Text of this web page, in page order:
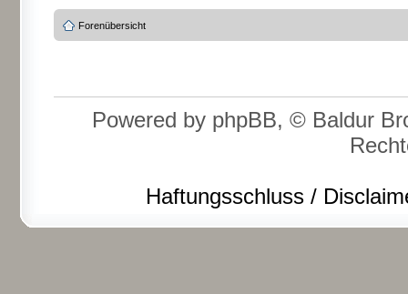
Forenübersicht
Powered by phpBB, © Baldur
Haftungsschluss /